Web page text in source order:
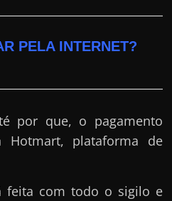
PELA INTERNET?
por que, o pagamento
Hotmart, plataforma de
feita com todo o sigilo e